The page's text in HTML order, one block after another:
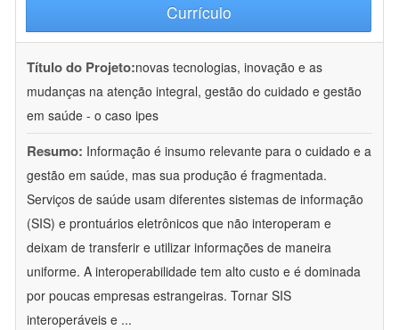
Currículo
Título do Projeto:novas tecnologias, inovação e as
mudanças na atenção integral, gestão do cuidado e gestão
em saúde - o caso ipes
Resumo: Informação é insumo relevante para o cuidado e a
gestão em saúde, mas sua produção é fragmentada.
Serviços de saúde usam diferentes sistemas de informação
(SIS) e prontuários eletrônicos que não interoperam e
deixam de transferir e utilizar informações de maneira
uniforme. A interoperabilidade tem alto custo e é dominada
por poucas empresas estrangeiras. Tornar SIS
interoperáveis e ...